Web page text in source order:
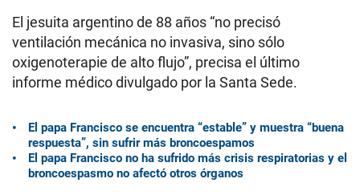
El jesuita argentino de 88 años “no precisó
ventilación mecánica no invasiva, sino sólo
oxigenoterapie de alto flujo”, precisa el último
informe médico divulgado por la Santa Sede.
El papa Francisco se encuentra “estable” y muestra “buena
respuesta”, sin sufrir más broncoespamos
El papa Francisco no ha sufrido más crisis respiratorias y el
broncoespasmo no afectó otros órganos